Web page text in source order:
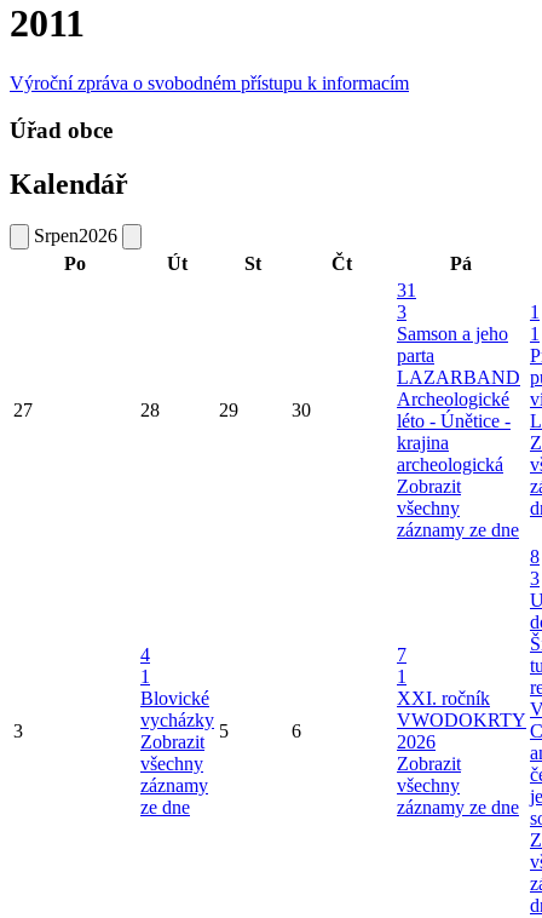
2011
Výroční zpráva o svobodném přístupu k informacím
Úřad obce
Kalendář
Srpen2026
Po
Út St Čt Pá
27 28 29 30
31
3
Samson a jeho
parta
LAZARBAND
Archeologické
léto - Únětice -
krajina
archeologická
Zobrazit
všechny
záznamy ze dne
1
1
3
4
1
Blovické
vycházky
Zobrazit
všechny
záznamy
ze dne
5 6
7
1
XXI. ročník
VWODOKRTY
2026
Zobrazit
všechny
záznamy ze dne
8
3